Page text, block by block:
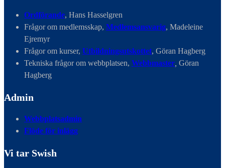
Ordförande, Hans Hasselgren
Frågor om medlemsskap, Medlemsansvarig, Madeleine
Ejremyr
Frågor om kurser, Utbildningsutskottet, Göran Hagberg
Tekniska frågor om webbplatsen, Webbmaster Göran
Hagberg
Admin
Webbplatsadmin
Flöde för inlägg
Vi tar Swish